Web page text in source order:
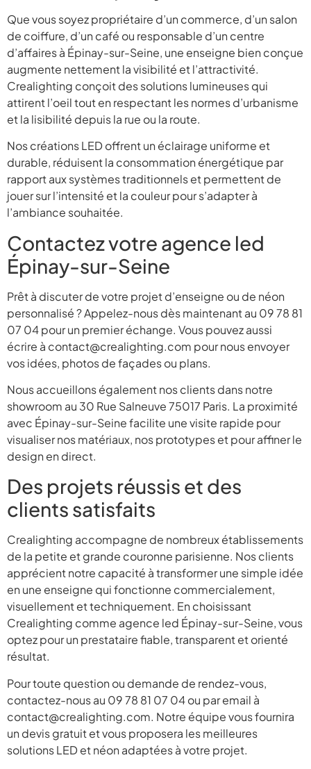
Que vous soyez propriétaire d’un commerce, d’un salon
de coiffure, d’un café ou responsable d’un centre
d’affaires à Épinay-sur-Seine, une enseigne bien conçue
augmente nettement la visibilité et l’attractivité.
Crealighting conçoit des solutions lumineuses qui
attirent l’oeil tout en respectant les normes d’urbanisme
et la lisibilité depuis la rue ou la route.
Nos créations LED offrent un éclairage uniforme et
durable, réduisent la consommation énergétique par
rapport aux systèmes traditionnels et permettent de
jouer sur l’intensité et la couleur pour s’adapter à
l’ambiance souhaitée.
Contactez votre agence led
Épinay-sur-Seine
Prêt à discuter de votre projet d’enseigne ou de néon
personnalisé ? Appelez-nous dès maintenant au 09 78 81
07 04 pour un premier échange. Vous pouvez aussi
écrire à contact@crealighting.com pour nous envoyer
vos idées, photos de façades ou plans.
Nous accueillons également nos clients dans notre
showroom au 30 Rue Salneuve 75017 Paris. La proximité
avec Épinay-sur-Seine facilite une visite rapide pour
visualiser nos matériaux, nos prototypes et pour affiner le
design en direct.
Des projets réussis et des
clients satisfaits
Crealighting accompagne de nombreux établissements
de la petite et grande couronne parisienne. Nos clients
apprécient notre capacité à transformer une simple idée
en une enseigne qui fonctionne commercialement,
visuellement et techniquement. En choisissant
Crealighting comme agence led Épinay-sur-Seine, vous
optez pour un prestataire fiable, transparent et orienté
résultat.
Pour toute question ou demande de rendez-vous,
contactez-nous au 09 78 81 07 04 ou par email à
contact@crealighting.com. Notre équipe vous fournira
un devis gratuit et vous proposera les meilleures
solutions LED et néon adaptées à votre projet.